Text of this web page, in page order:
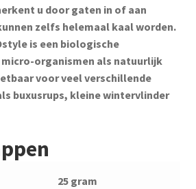
u door gaten in of aan
zelfs helemaal kaal worden.
is een biologische
organismen als natuurlijk
voor veel verschillende
buxusrups, kleine wintervlinder
25 gram